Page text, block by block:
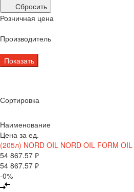
Сбросить
Розничная цена
Производитель
Показать
Сортировка
Наименование
Цена за ед.
(205л) NORD OIL NORD OIL FORM
54 867.57 ₽
54 867.57 ₽
-0%